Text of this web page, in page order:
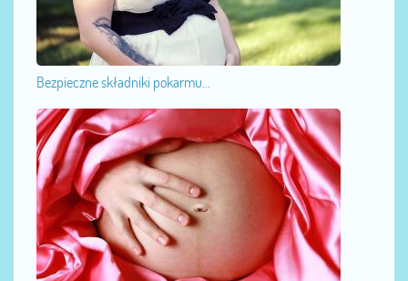
Bezpieczne składniki pokarmu...